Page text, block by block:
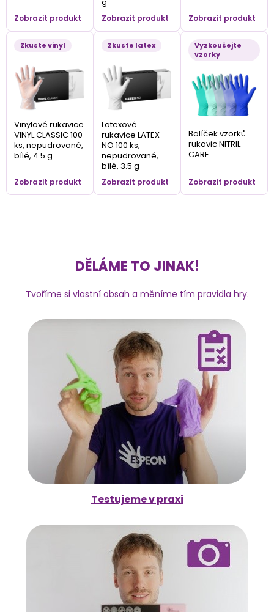
Zobrazit produkt Zobrazit produkt Zobrazit produkt
Zkuste vinyl
Vinylové rukavice
VINYL CLASSIC 100
ks, nepudrované,
bílé, 4.5 g
Zobrazit produkt
Zkuste latex
Latexové
rukavice LATEX
NO 100 ks,
nepudrované,
bílé, 3.5 g
Zobrazit produkt
Vyzkoušejte
vzorky
Balíček vzorků
rukavic NITRIL
CARE
Zobrazit produkt
DĚLÁME TO JINAK!
Tvoříme si vlastní obsah a měníme tím pravidla hry.
Testujeme v praxi